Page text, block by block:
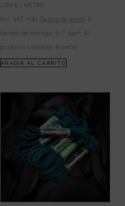
2,94 €
METRO
incl. VAT
más Gastos de envío El
tiempo de entrega: 5-7 días*
El
producto contiene: 8 metro
AÑADIR AL CARRITO